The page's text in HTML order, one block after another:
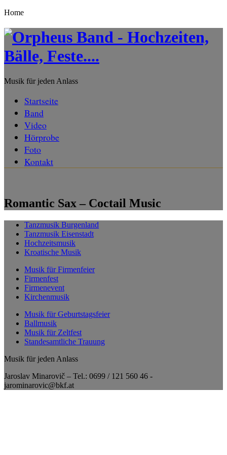
Home
Musik für jeden Anlass
Startseite
Band
Video
Hörprobe
Foto
Kontakt
Romantic Sax – Coctail Music
Tanzmusik Burgenland
Tanzmusik Eisenstadt
Hochzeitsmusik
Kroatische Musik
Musik für Firmenfeier
Firmenfest
Firmenevent
Kirchenmusik
Musik für Geburtstagsfeier
Ballmusik
Musik für Zeltfest
Standesamtliche Trauung
Musik für jeden Anlass
Jaroslav Minarovič – Tel.: 0699 / 121 560 46 -
jarominarovic@bkf.at